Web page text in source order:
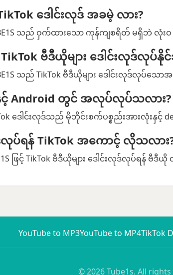
ဒေါင်းလုဒ် အခမဲ့ လား?
သည် ဝှက်ထားသော ကုန်ကျစရိတ် မရှိဘဲ လုံးဝ
TikTok ဗီဒီယိုများ ဒေါင်းလုဒ်လုပ်နို
သည် TikTok ဗီဒီယိုများ ဒေါင်းလုဒ်လုပ်သ
င့် Android တွင် အလုပ်လုပ်သလား?
ဒေါင်းလုဒ်သည် မိုဘိုင်းစက်ပစ္စည်းအားလုံးနှင့်
လုပ်ရန် TikTok အကောင့် လိုသလား
ဖြင့် TikTok ဗီဒီယိုများ ဒေါင်းလုဒ်လုပ်ရန်
YouTube to MP3YouTube to MP4TikTok
© 2026 Tube1s. All